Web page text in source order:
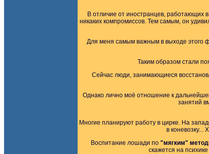
В отличие от иностранцев, работающих
никаких компромиссов. Тем самым, он
Для меня самым важным в выходе этого
Таким образом стали
Сейчас люди, занимающиеся
Однако лично моё отношение к
занятий
Многие планируют работу в цирке. На
в
Воспитание лошади по"мягким"
скажется на